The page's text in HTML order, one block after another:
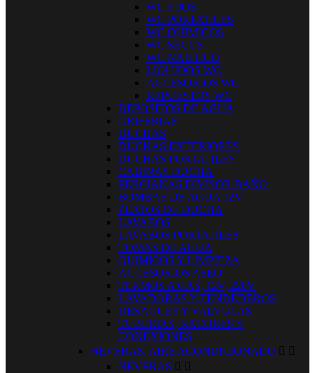
WC FIJOS
WC PORTATILES
WC QUIMICOS
WC SECOS
WC NAUTICO
LIQUIDOS WC
ACCESORIOS WC
REPUESTOS WC
DEPOSITOS DE AGUA
GRIFERIAS
DUCHAS
DUCHAS EXTERIORES
DUCHAS PORTATILES
CABINAS DUCHA
PERCIANAS DIVISOR BAÑO
BOMBAS DE AGUA 12V
PLATOS DE DUCHA
LAVABOS
LAVABOS PORTATILES
TOMAS DE AGUA
QUIMICOS Y LIMPIEZA
ACCESORIOS ASEO
TERMOS A GAS, 12V, 220V
LAVADORAS Y TENDEDEROS
DESAGUES Y VALVULAS
TUBERIAS, RACORES Y
CONEXIONES
NEVERAS, AIRE ACONDICIONADO  
NEVERAS  